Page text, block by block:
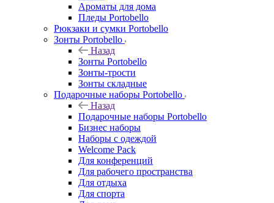
Ароматы для дома
Пледы Portobello
Рюкзаки и сумки Portobello
Зонты Portobello
Назад
Зонты Portobello
Зонты-трости
Зонты складные
Подарочные наборы Portobello
Назад
Подарочные наборы Portobello
Бизнес наборы
Наборы с одеждой
Welcome Pack
Для конференций
Для рабочего пространства
Для отдыха
Для спорта